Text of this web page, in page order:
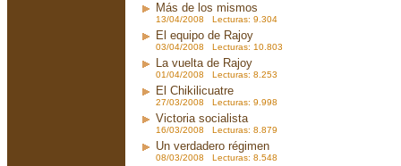
Más de los mismos
13/04/2008 Lecturas: 9.304
El equipo de Rajoy
03/04/2008 Lecturas: 10.803
La vuelta de Rajoy
01/04/2008 Lecturas: 8.253
El Chikilicuatre
27/03/2008 Lecturas: 9.998
Victoria socialista
16/03/2008 Lecturas: 8.879
Un verdadero régimen
08/03/2008 Lecturas: 8.548